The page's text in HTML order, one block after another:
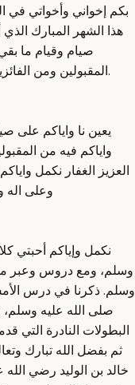
بكم إخواني وأخواتي في
هذا الشهر المبارك الذي
صيام وقيام ما
المقبولين ومن الفائزين ومن عتقائه من النار، إنه هو العزيز الغفار.
يعين نا واياكم على
واياكم فيه من
العزيز الغفار نكمل
وعلى
نكمل وإياكم أحبتي
وسلم، ومع دروس وعبر
وسلم. ذكرنا في درس
صلى الله عليه
البطولات النادرة التي
ثم بفضل الله تبارك
خالد بن الوليد رضي